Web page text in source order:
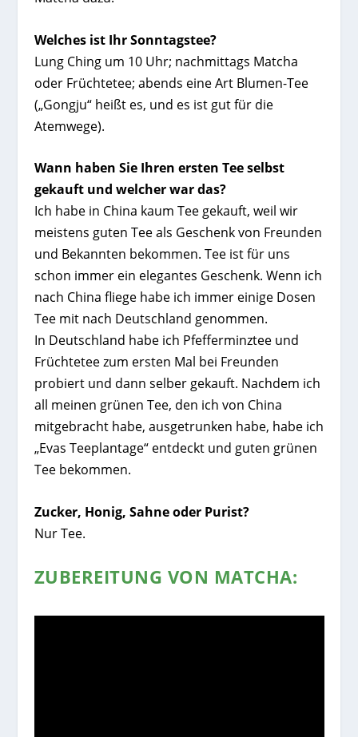
Welches ist Ihr Sonntagstee?
Lung Ching um 10 Uhr; nachmittags Matcha
oder Früchtetee; abends eine Art Blumen-Tee
(„Gongju“ heißt es, und es ist gut für die
Atemwege).
Wann haben Sie Ihren ersten Tee selbst
gekauft und welcher war das?
Ich habe in China kaum Tee gekauft, weil wir
meistens guten Tee als Geschenk von Freunden
und Bekannten bekommen. Tee ist für uns
schon immer ein elegantes Geschenk. Wenn ich
nach China fliege habe ich immer einige Dosen
Tee mit nach Deutschland genommen.
In Deutschland habe ich Pfefferminztee und
Früchtetee zum ersten Mal bei Freunden
probiert und dann selber gekauft. Nachdem ich
all meinen grünen Tee, den ich von China
mitgebracht habe, ausgetrunken habe, habe ich
„Evas Teeplantage“ entdeckt und guten grünen
Tee bekommen.
Zucker, Honig, Sahne oder Purist?
Nur Tee.
ZUBEREITUNG VON MATCHA: